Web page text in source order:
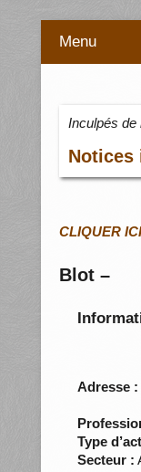
Menu
Inculpés de
Notices
CLIQUER
Blot –
Adresse :
Type
Secteur :